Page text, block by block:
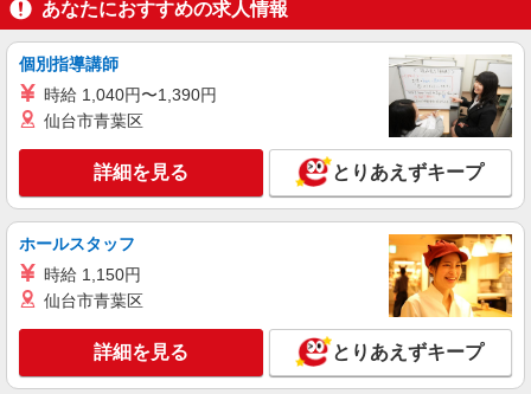
株式会社シエロ
時給1150円〜 ※残業代支給 ★交通費別途支給
（規定あり） ゜+゜・。○。・゜+゜・。○。・゜
頂くと, インセンティブ支給(規定有) ★月2回払
い・週払い可能（規程有）★ ゜・。○。・゜
キープ 詳細を見る
派遣社員 紹介予定派遣
株式会社シエロ
時給1100円〜 ※残業代支給 ★交通費別途支給
（規定あり） ゜+゜・。○。・゜+゜・。○。・゜
+゜ 入社祝い金10万円支給(規定有) お友達を紹介
頂くと, インセンティブ支給(規定有) ★月2回払
福岡県福岡市博多区
あなたにおすすめの求人情報
個別指導講師
時給 1,040円〜1,390円
仙台市青葉区
詳細を見る とりあえずキープ
ホールスタッフ
時給 1,150円
仙台市青葉区
詳細を見る とりあえずキープ